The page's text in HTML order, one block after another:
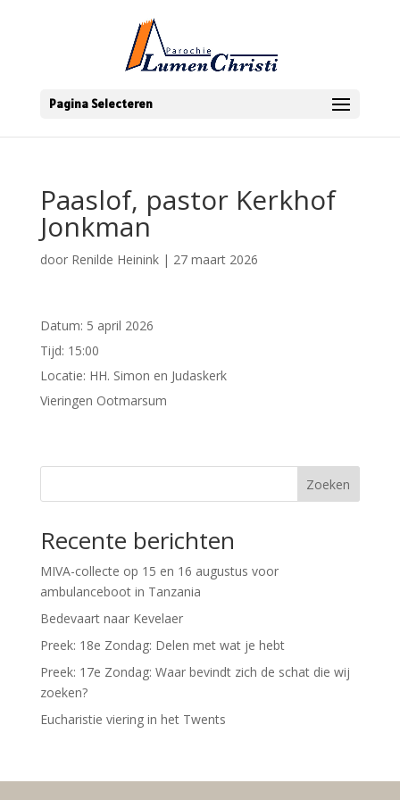
Pagina Selecteren
Paaslof, pastor Kerkhof
Jonkman
door Renilde Heinink| 27 maart 2026
Datum: 5 april 2026
Tijd: 15:00
Locatie: HH. Simon en Judaskerk
Vieringen Ootmarsum
Zoeken
Recente berichten
MIVA-collecte op 15 en 16 augustus voor
ambulanceboot in Tanzania
Bedevaart naar Kevelaer
Preek: 18e Zondag: Delen met wat je hebt
Preek: 17e Zondag: Waar bevindt zich de schat die wij
zoeken?
Eucharistie viering in het Twents